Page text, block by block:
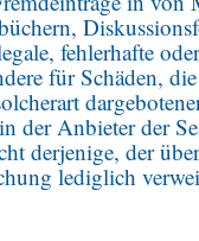
fehlerhafte
für Schäden,
der Anbieter der
derjenige, der
lediglich